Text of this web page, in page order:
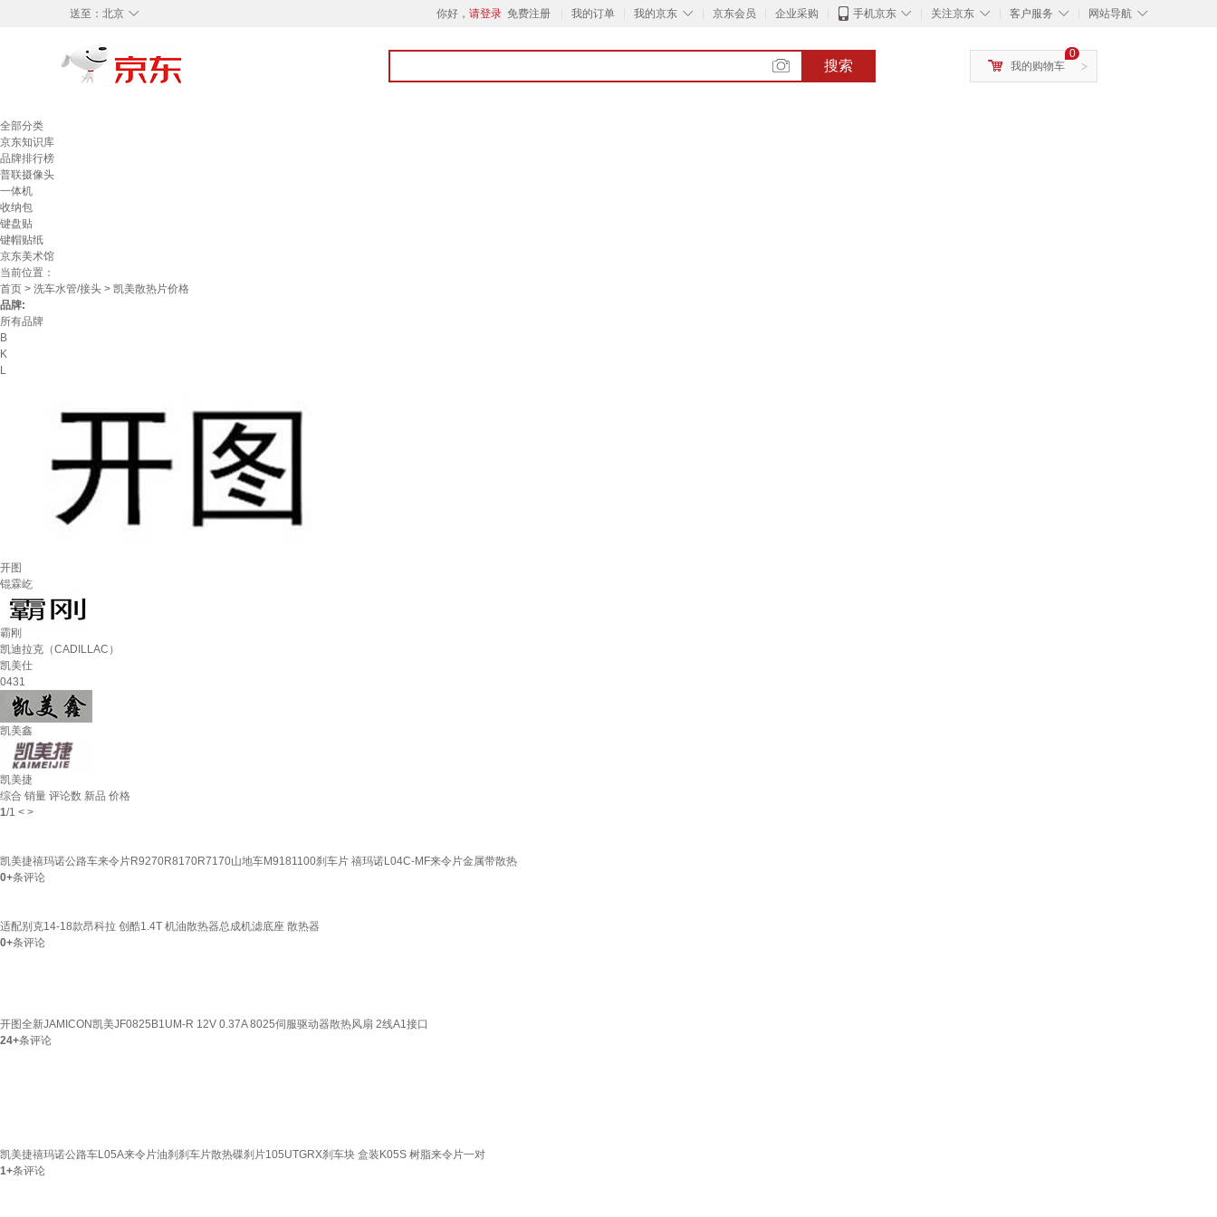
◇
送至： 北京 你好， 请登录 免费注册 我的订单 ◇
我的京东 京东会员 企业采购 ◇
手机京东 ◇
关注京东 ◇
客户服务 ◇
网站导航
搜索 >
0
我的购物车
全部分类
京东知识库
品牌排行榜
普联摄像头
一体机
收纳包
键盘贴
键帽贴纸
京东美术馆
当前位置：
首页 > 洗车水管/接头 > 凯美散热片价格
品牌:
所有品牌
B
K
L
开图
锟霖屹
霸刚
凯迪拉克（CADILLAC）
凯美仕
0431
凯美鑫
凯美捷
综合 销量 评论数 新品 价格
1/1 < >
凯美捷禧玛诺公路车来令片R9270R8170R7170山地车M9181100刹车片 禧玛诺L04C-MF来令片金属带散热
0+条评论
适配别克14-18款昂科拉 创酷1.4T 机油散热器总成机滤底座 散热器
0+条评论
开图全新JAMICON凯美JF0825B1UM-R 12V 0.37A 8025伺服驱动器散热风扇 2线A1接口
24+条评论
凯美捷禧玛诺公路车L05A来令片油刹刹车片散热碟刹片105UTGRX刹车块 盒装K05S 树脂来令片一对
1+条评论